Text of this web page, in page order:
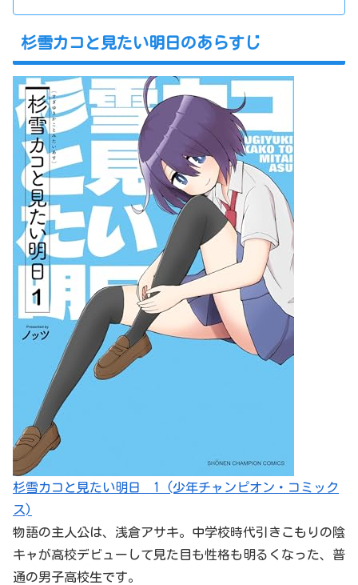
杉雪カコと見たい明日のあらすじ
杉雪カコと見たい明日 1 (少年チャンピオン・コミック
ス)
物語の主人公は、浅倉アサキ。中学校時代引きこもりの陰
キャが高校デビューして見た目も性格も明るくなった、普
通の男子高校生です。